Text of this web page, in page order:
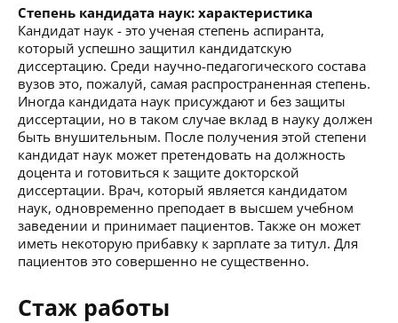
Степень кандидата наук: характеристика
Кандидат наук - это ученая степень аспиранта,
который успешно защитил кандидатскую
диссертацию. Среди научно-педагогического состава
вузов это, пожалуй, самая распространенная степень.
Иногда кандидата наук присуждают и без защиты
диссертации, но в таком случае вклад в науку должен
быть внушительным. После получения этой степени
кандидат наук может претендовать на должность
доцента и готовиться к защите докторской
диссертации. Врач, который является кандидатом
наук, одновременно преподает в высшем учебном
заведении и принимает пациентов. Также он может
иметь некоторую прибавку к зарплате за титул. Для
пациентов это совершенно не существенно.
Стаж работы